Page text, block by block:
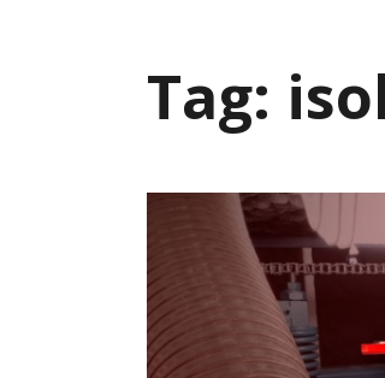
Tag: